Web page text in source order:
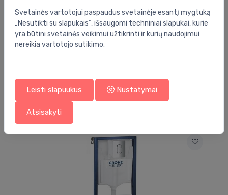
Barkodas: 2683000873188
Prekės ženklas: Hansgrohe
Jums taip pat gali patikti
Svetainės vartotojui paspaudus svetainėje esantį mygtuką
„Nesutikti su slapukais“, išsaugomi techniniai slapukai, kurie
yra būtini svetainės veikimui užtikrinti ir kurių naudojimui
nereikia vartotojo sutikimo.
Leisti slapuukus Nustatymai
Atsisakyti